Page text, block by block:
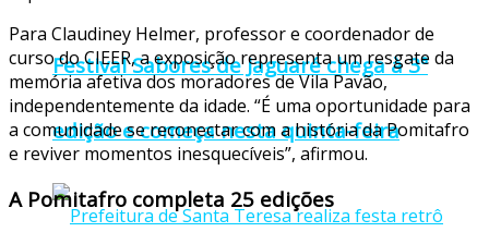
Festival Sabores de Jaguaré chega à 3ª
edição e começa nesta quinta-feira
Para Claudiney Helmer, professor e coordenador de
curso do CIEER, a exposição representa um resgate da
memória afetiva dos moradores de Vila Pavão,
independentemente da idade. “É uma oportunidade para
a comunidade se reconectar com a história da Pomitafro
e reviver momentos inesquecíveis”, afirmou.
A Pomitafro completa 25 edições